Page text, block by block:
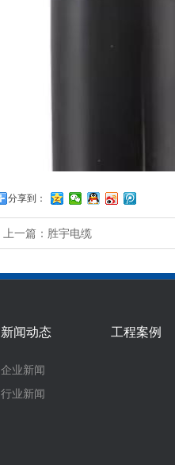
分享到：
上一篇： 胜宇电缆
新闻动态
企业新闻
行业新闻
工程案例